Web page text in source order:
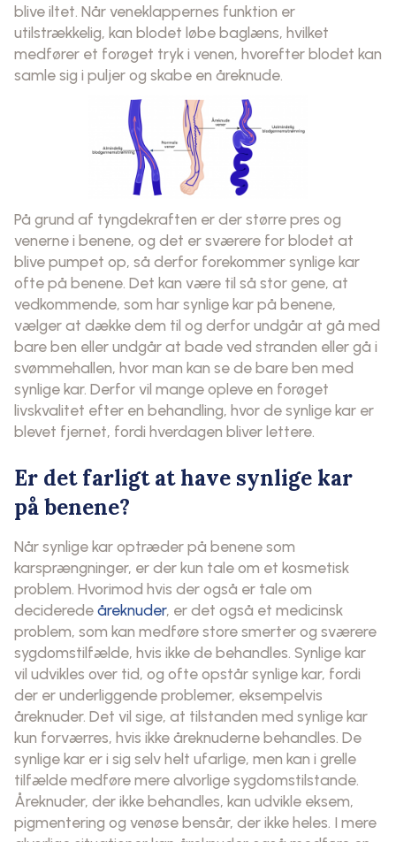
blive iltet. Når veneklappernes funktion er
utilstrækkelig, kan blodet løbe baglæns, hvilket
medfører et forøget tryk i venen, hvorefter blodet kan
samle sig i puljer og skabe en åreknude.
På grund af tyngdekraften er der større pres og
venerne i benene, og det er sværere for blodet at
blive pumpet op, så derfor forekommer synlige kar
ofte på benene. Det kan være til så stor gene, at
vedkommende, som har synlige kar på benene,
vælger at dække dem til og derfor undgår at gå med
bare ben eller undgår at bade ved stranden eller gå i
svømmehallen, hvor man kan se de bare ben med
synlige kar. Derfor vil mange opleve en forøget
livskvalitet efter en behandling, hvor de synlige kar er
blevet fjernet, fordi hverdagen bliver lettere.
Er det farligt at have synlige kar
på benene?
Når synlige kar optræder på benene som
karsprængninger, er der kun tale om et kosmetisk
problem. Hvorimod hvis der også er tale om
decideredeåreknuder, er det også et medicinsk
problem, som kan medføre store smerter og sværere
sygdomstilfælde, hvis ikke de behandles. Synlige kar
vil udvikles over tid, og ofte opstår synlige kar, fordi
der er underliggende problemer, eksempelvis
åreknuder. Det vil sige, at tilstanden med synlige kar
kun forværres, hvis ikke åreknuderne behandles. De
synlige kar er i sig selv helt ufarlige, men kan i grelle
tilfælde medføre mere alvorlige sygdomstilstande.
Åreknuder, der ikke behandles, kan udvikle eksem,
pigmentering og venøse bensår, der ikke heles. I mere